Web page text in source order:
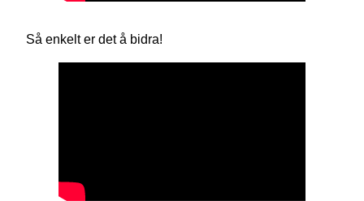
Så enkelt er det å bidra!